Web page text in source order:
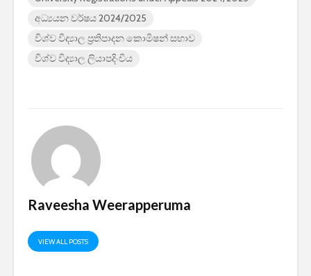
අධ්‍යයන වර්ෂය 2024/2025
විශ්ව විද්‍යාල ප්‍රතිපාදන කොමිෂන් සභාව
විශ්ව විද්‍යාල ලියාපදිංචිය
Raveesha Weerapperuma
VIEW ALL POSTS